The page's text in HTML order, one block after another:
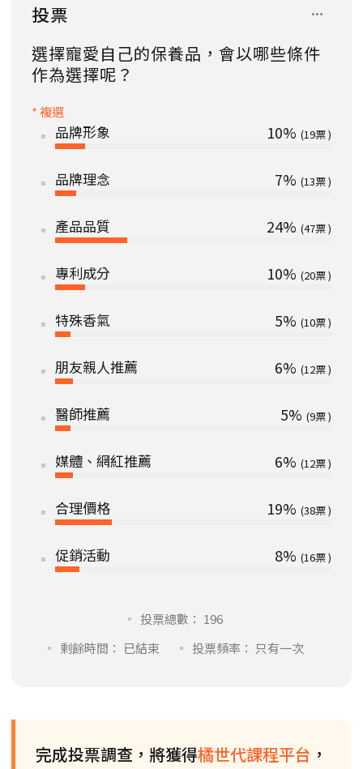
投票
選擇寵愛自己的保養品，會以哪些條件
作為選擇呢？
* 複選
品牌形象 10% 19
品牌理念 7% 13
產品品質 24% 47
專利成分 10% 20
特殊香氣 5% 10
朋友親人推薦 6% 12
醫師推薦 5% 9
媒體、網紅推薦 6% 12
合理價格 19% 38
促銷活動 8% 16
投票總數： 196
剩餘時間： 已結束
投票頻率： 只有一次
完成投票調查，將獲得橘世代課程平台 ，